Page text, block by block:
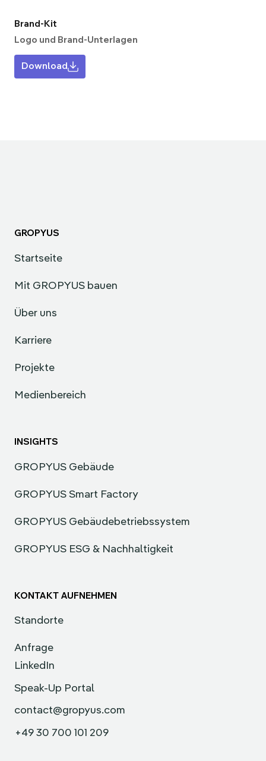
Brand-Kit
Logo und Brand-Unterlagen
Download
GROPYUS
Startseite
Mit GROPYUS bauen
Über uns
Karriere
Projekte
Medienbereich
INSIGHTS
GROPYUS Gebäude
GROPYUS Smart Factory
GROPYUS Gebäudebetriebssystem
GROPYUS ESG & Nachhaltigkeit
KONTAKT AUFNEHMEN
Standorte
Anfrage
LinkedIn
Speak-Up Portal
contact@gropyus.com
+49 30 700 101 209